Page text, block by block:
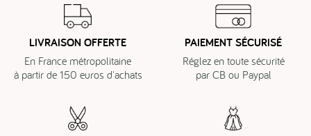
LIVRAISON OFFERTE
En France métropolitaine
à partir de 150 euros d'achats
PAIEMENT SÉCURISÉ
Réglez en toute sécurité
par CB ou Paypal